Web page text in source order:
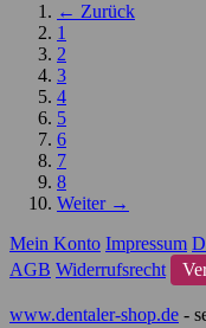
← Zurück
1
2
3
4
5
6
7
8
Weiter →
Mein Konto Impressum
AGB Widerrufsrecht
www.dentaler-shop.de -